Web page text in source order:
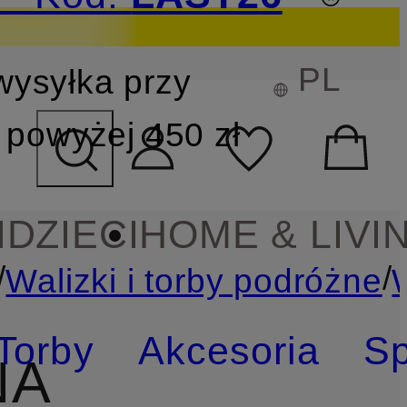
przy
450 zł
PL
DZIECIHOME &
Akcesoria
Walizki i torby podróżne/